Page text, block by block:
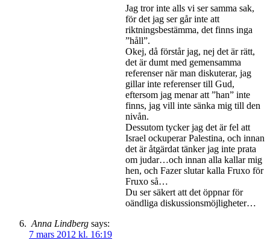
Jag tror inte alls vi ser samma sak,
för det jag ser går inte att
riktningsbestämma, det finns inga
”håll”.
Okej, då förstår jag, nej det är rätt,
det är dumt med gemensamma
referenser när man diskuterar, jag
gillar inte referenser till Gud,
eftersom jag menar att ”han” inte
finns, jag vill inte sänka mig till den
nivån.
Dessutom tycker jag det är fel att
Israel ockuperar Palestina, och innan
det är åtgärdat tänker jag inte prata
om judar…och innan alla kallar mig
hen, och Fazer slutar kalla Fruxo för
Fruxo så…
Du ser säkert att det öppnar för
oändliga diskussionsmöjligheter…
Anna Lindberg says:
7 mars 2012 kl. 16:19